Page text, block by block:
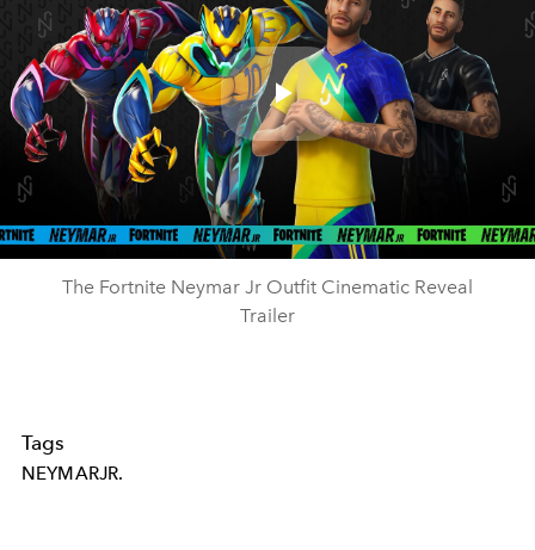
Play
Video
The Fortnite Neymar Jr Outfit Cinematic Reveal
Trailer
Tags
NEYMARJR.